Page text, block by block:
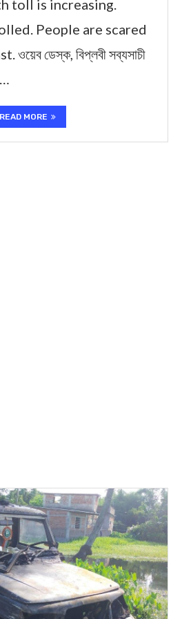
toll is increasing.
People are scared
ডেস্ক, বিপ্লবী সব্যসাচী
…
READ MORE